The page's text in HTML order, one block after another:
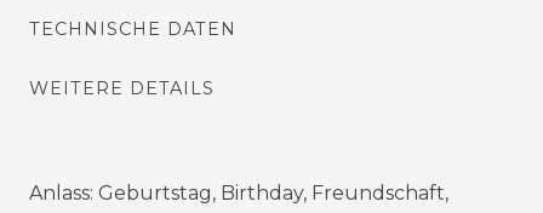
TECHNISCHE DATEN
WEITERE DETAILS
Anlass: Geburtstag, Birthday, Freundschaft,